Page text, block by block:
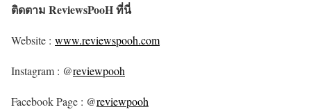
ติดตาม ReviewsPooH ที่นี่
Website : www.reviewspooh.com
Instagram : @reviewpooh
Facebook Page : @reviewpooh